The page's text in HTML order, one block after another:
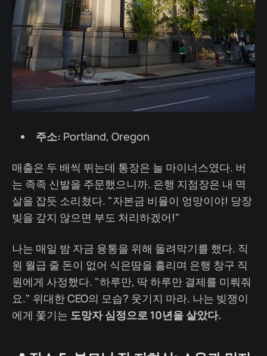
주소: Portland, Oregon
매출은 두 배씩 뛰는데 통장은 늘 마이너스였다. 버
는 족족 신발을 주문했으니까. 은행 지점장은 내 멱
살을 잡듯 소리쳤다. "자본금 비율이 엉망이야! 당장
빚을 갚지 않으면 부도 처리하겠어!"
나는 매일 밤 자금 융통을 위해 돌려막기를 했다. 직
원 월급 줄 돈이 없어 식은땀을 흘리며 은행 창구 직
원에게 사정했다. "하루만, 딱 하루만 결제를 미뤄줘
요." 위대한 CEO의 모습? 웃기지 마라. 나는 빚쟁이
에게 쫓기는 도망자 심정으로 10년을 살았다.